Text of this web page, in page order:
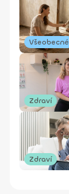
Všeobecné
Zdraví
Zdraví